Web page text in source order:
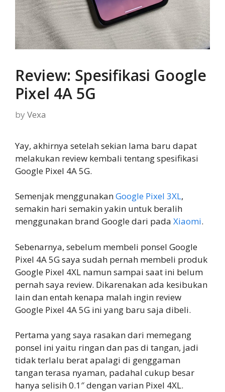
Review: Spesifikasi Google
Pixel 4A 5G
by Vexa
Yay, akhirnya setelah sekian lama baru dapat
melakukan review kembali tentang spesifikasi
Google Pixel 4A 5G.
Semenjak menggunakanGoogle Pixel 3XL,
semakin hari semakin yakin untuk beralih
menggunakan brand Google dari pada Xiaomi.
Sebenarnya, sebelum membeli ponsel Google
Pixel 4A 5G saya sudah pernah membeli produk
Google Pixel 4XL namun sampai saat ini belum
pernah saya review. Dikarenakan ada kesibukan
lain dan entah kenapa malah ingin review
Google Pixel 4A 5G ini yang baru saja dibeli.
Pertama yang saya rasakan dari memegang
ponsel ini yaitu ringan dan pas di tangan, jadi
tidak terlalu berat apalagi di genggaman
tangan terasa nyaman, padahal cukup besar
hanya selisih 0.1″ dengan varian Pixel 4XL.